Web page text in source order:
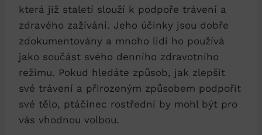
​která‍ již⁤ staletí ‌slouží k‍ podpoře trávení a
⁤zdravého zažívání. Jeho účinky jsou dobře
zdokumentovány a mnoho lidí ho používá
jako součást svého denního zdravotního
režimu. Pokud hledáte způsob, jak​ zlepšit
své ⁤trávení ⁢a ⁤přirozeným ‌způsobem podpořit
své tělo, ptáčinec rostřední ⁢by ‌mohl být pro
vás ‌vhodnou volbou.